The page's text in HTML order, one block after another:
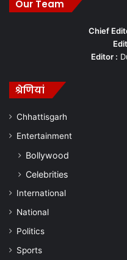
Our Team
Chief
Editor :
श्रेणियां
Chhattisgarh
Entertainment
Bollywood
Celebrities
International
National
Politics
Sports